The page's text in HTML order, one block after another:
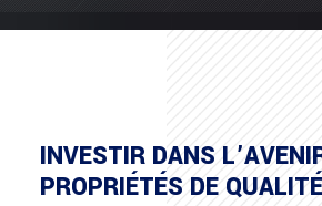
INVESTIR DANS
PROPRIÉTÉS DE QUALITÉ